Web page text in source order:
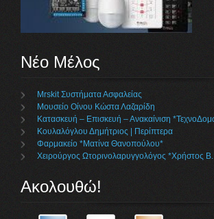
Νέο Μέλος
Mrskit Συστήματα Ασφαλείας
Μουσείο Οίνου Κώστα Λαζαρίδη
Κατασκευή – Επισκευή – Ανακαίνιση
Κουλαλόγλου Δημήτριος | Περίπτερα
Φαρμακείο *Ματίνα Θανοπούλου*
Χειρούργος Ωτορινολαρυγγολόγος *Χρήστος
Ακολουθώ!